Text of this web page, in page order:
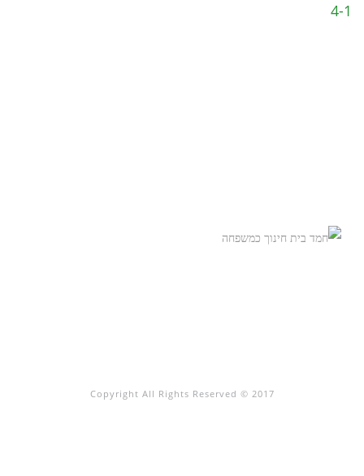
4-1
Copyright All Rights Reserved © 2017